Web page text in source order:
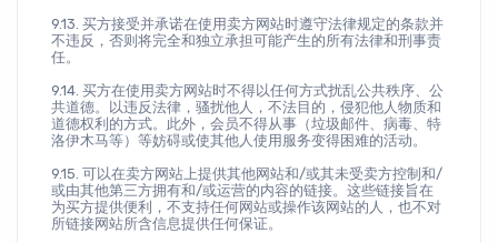
9.13. 买方接受并承诺在使用卖方网站时遵守法律规定的条款并
不违反，否则将完全和独立承担可能产生的所有法律和刑事责
任。
9.14. 买方在使用卖方网站时不得以任何方式扰乱公共秩序、公
共道德。以违反法律，骚扰他人，不法目的，侵犯他人物质和
道德权利的方式。此外，会员不得从事（垃圾邮件、病毒、特
洛伊木马等）等妨碍或使其他人使用服务变得困难的活动。
9.15. 可以在卖方网站上提供其他网站和/或其未受卖方控制和/
或由其他第三方拥有和/或运营的内容的链接。这些链接旨在
为买方提供便利，不支持任何网站或操作该网站的人，也不对
所链接网站所含信息提供任何保证。